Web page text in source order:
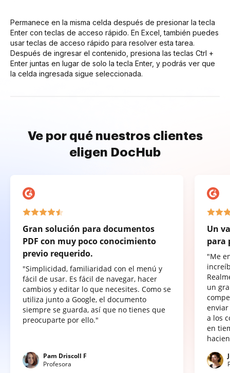
Permanece en la misma celda después de presionar la tecla
Enter con teclas de acceso rápido. En Excel, también puedes
usar teclas de acceso rápido para resolver esta tarea.
Después de ingresar el contenido, presiona las teclas Ctrl +
Enter juntas en lugar de solo la tecla Enter, y podrás ver que
la celda ingresada sigue seleccionada.
Ve por qué nuestros clientes
eligen DocHub
Gran solución para documentos
PDF con muy poco conocimiento
previo requerido.
"Simplicidad, familiaridad con el menú y
fácil de usar. Es fácil de navegar, hacer
cambios y editar lo que necesites. Como se
utiliza junto a Google, el documento
siempre se guarda, así que no tienes que
preocuparte por ello."
Pam Driscoll F
Profesora
Un
para
"Me
un
a los
en